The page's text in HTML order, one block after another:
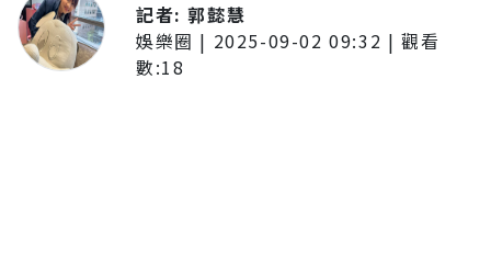
記者:郭懿慧
娛樂圈 | 2025-09-02 09:32 | 觀看
數:18